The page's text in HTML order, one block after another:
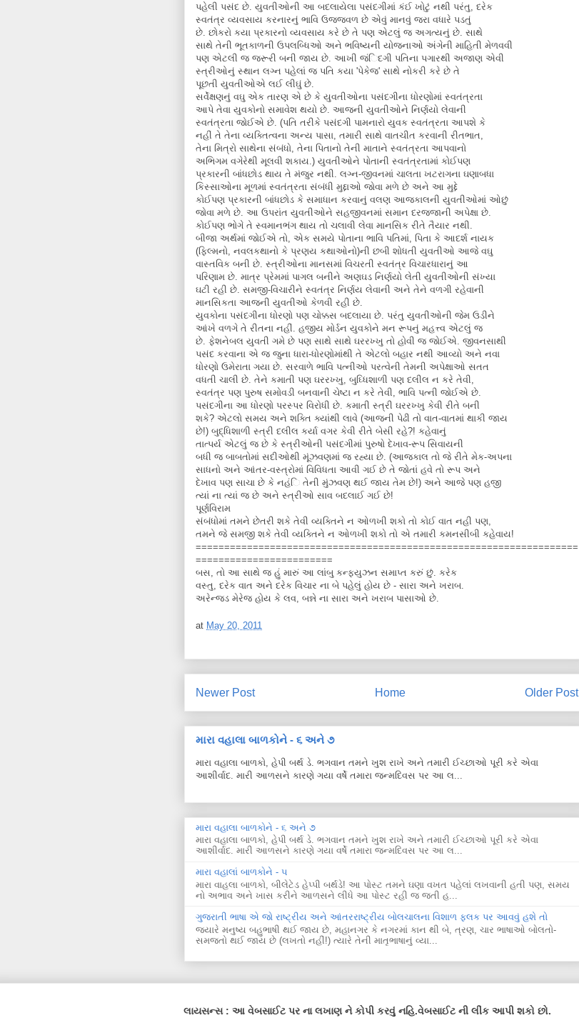
પહેલી પસંદ છે. યુવતીઓની આ બદલાયેલા પસંદગીમાં કંઈ ખોટું નથી પરંતુ, દરેક
સ્વતંત્ર વ્યવસાય કરનારનું ભાવિ ઉજ્જવળ છે એવું માનવું જરા વધારે પડતું
છે. છોકરો કયા પ્રકારનો વ્યવસાય કરે છે તે પણ એટલું જ અગત્યનું છે. સાથે
સાથે તેની ભૂતકાળની ઉપલબ્ધિઓ અને ભવિષ્યની યોજનાઓ અંગેની માહિતી મેળવવી
પણ એટલી જ જરૂરી બની જાય છે. આખી જંિદગી પતિના પગારથી અજાણ એવી
સ્ત્રીઓનું સ્થાન લગ્ન પહેલાં જ પતિ કયા 'પેકેજ' સાથે નોકરી કરે છે તે
પૂછતી યુવતીઓએ લઈ લીઘું છે.
સર્વેક્ષણનું વઘુ એક તારણ એ છે કે યુવતીઓના પસંદગીના ધોરણોમાં સ્વતંત્રતા
આપે તેવા યુવકોનો સમાવેશ થયો છે. આજની યુવતીઓને નિર્ણયો લેવાની
સ્વતંત્રતા જોઈએ છે. (પતિ તરીકે પસંદગી પામનારો યુવક સ્વતંત્રતા આપશે કે
નહીં તે તેના વ્યક્તિત્વના અન્ય પાસા, તમારી સાથે વાતચીત કરવાની રીતભાત,
તેના મિત્રો સાથેના સંબંધો, તેના પિતાનો તેની માતાને સ્વતંત્રતા આપવાનો
અભિગમ વગેરેથી મૂલવી શકાય.) યુવતીઓને પોતાની સ્વતંત્રતામાં કોઈપણ
પ્રકારની બાંધછોડ થાય તે મંજુર નથી. લગ્ન-જીવનમાં ચાલતા ખટરાગના ઘણાબધા
કિસ્સાઓના મૂળમાં સ્વતંત્રતા સંબંધી મુદ્દાઓ જોવા મળે છે અને આ મુદ્દે
કોઈપણ પ્રકારની બાંધછોડ કે સમાધાન કરવાનું વલણ આજકાલની યુવતીઓમાં ઓછું
જોવા મળે છે. આ ઉપરાંત યુવતીઓને સહજીવનમાં સમાન દરજ્જાની અપેક્ષા છે.
કોઈપણ ભોગે તે સ્વમાનભંગ થાય તો ચલાવી લેવા માનસિક રીતે તૈયાર નથી.
બીજા અર્થમાં જોઈએ તો, એક સમયે પોતાના ભાવિ પતિમાં, પિતા કે આદર્શ નાયક
(ફિલ્મનો, નવલકથાનો કે પ્રણય કથાઓનો)ની છબી શોધતી યુવતીઓ આજે વઘુ
વાસ્તવિક બની છે. સ્ત્રીઓના માનસમાં વિચરતી સ્વતંત્ર વિચારધારાનું આ
પરિણામ છે. માત્ર પ્રેમમાં પાગલ બનીને અણઘડ નિર્ણયો લેતી યુવતીઓની સંખ્યા
ઘટી રહી છે. સમજી-વિચારીને સ્વતંત્ર નિર્ણય લેવાની અને તેને વળગી રહેવાની
માનસિકતા આજની યુવતીઓ કેળવી રહી છે.
યુવકોના પસંદગીના ધોરણો પણ ચોક્કસ બદલાયા છે. પરંતુ યુવતીઓની જેમ ઉડીને
આંખે વળગે તે રીતના નહીં. હજીય મોર્ડન યુવકોને મન રૂપનું મહત્ત્વ એટલું જ
છે. ફેશનેબલ યુવતી ગમે છે પણ સાથે સાથે ઘરરખ્ખુ તો હોવી જ જોઈએ. જીવનસાથી
પસંદ કરવાના એ જ જુના ધારા-ધોરણોમાંથી તે એટલો બહાર નથી આવ્યો અને નવા
ધોરણો ઉમેરાતા ગયા છે. સરવાળે ભાવિ પત્નીઓ પરત્વેની તેમની અપેક્ષાઓ સતત
વધતી ચાલી છે. તેને કમાતી પણ ઘરરખ્ખુ, બુઘ્ધિશાળી પણ દલીલ ન કરે તેવી,
સ્વતંત્ર પણ પુરુષ સમોવડી બનવાની ચેષ્ટા ન કરે તેવી, ભાવિ પત્ની જોઈએ છે.
પસંદગીના આ ધોરણો પરસ્પર વિરોધી છે. કમાતી સ્ત્રી ઘરરખ્ખુ કેવી રીતે બની
શકે? એટલો સમય અને શક્તિ ક્યાંથી લાવે (આજની પેઢી તો વાત-વાતમાં થાકી જાય
છે!) બુદ્ધિશાળી સ્ત્રી દલીલ કર્યા વગર કેવી રીતે બેસી રહે?! કહેવાનું
તાત્પર્ય એટલું જ છે કે સ્ત્રીઓની પસંદગીમાં પુરુષો દેખાવ-રૂપ સિવાયની
બધી જ બાબતોમાં સદીઓથી મૂંઝવણમાં જ રહ્યા છે. (આજકાલ તો જે રીતે મેક-અપના
સાધનો અને આંતર-વસ્ત્રોમાં વિવિધતા આવી ગઈ છે તે જોતાં હવે તો રૂપ અને
દેખાવ પણ સાચા છે કે નહંિ તેની મુંઝવણ થઈ જાય તેમ છે!) અને આજે પણ હજી
ત્યાં ના ત્યાં જ છે અને સ્ત્રીઓ સાવ બદલાઈ ગઈ છે!
પૂર્ણવિરામ
સંબંધોમાં તમને છેતરી શકે તેવી વ્યક્તિને ન ઓળખી શકો તો કોઈ વાત નહી પણ,
તમને જે સમજી શકે તેવી વ્યક્તિને ન ઓળખી શકો તો એ તમારી કમનસીબી કહેવાય!
===================================================================
========================
બસ, તો આ સાથે જ હું મારું આ લાંબુ કન્ફયુઝન સમાપ્ત કરું છું. કરેક
વસ્તુ, દરેક વાત અને દરેક વિચાર ના બે પહેલું હોય છે - સારા અને ખરાબ.
અરેન્જડ મેરેજ હોય કે લવ, બન્ને ના સારા અને ખરાબ પાસાઓ છે.
at May 20, 2011
Newer Post Older Post
Home
મારા વહાલા બાળકોને - ૬ અને ૭
મારા વહાલા બાળકો, હેપી બર્થ ડે. ભગવાન તમને ખુશ રાખે અને તમારી ઈચ્છાઓ પૂરી કરે એવા
આશીર્વાદ. મારી આળસને કારણે ગયા વર્ષે તમારા જન્મદિવસ પર આ લ...
મારા વહાલા બાળકોને - ૬ અને ૭
મારા વહાલા બાળકો, હેપી બર્થ ડે. ભગવાન તમને ખુશ રાખે અને તમારી ઈચ્છાઓ પૂરી કરે એવા
આશીર્વાદ. મારી આળસને કારણે ગયા વર્ષે તમારા જન્મદિવસ પર આ લ...
મારા વહાલાં બાળકોને - ૫
મારા વાહલા બાળકો, બીલેટેડ હેપ્પી બર્થડે! આ પોસ્ટ તમને ઘણા વખત પહેલાં લખવાની હતી પણ, સમય
નો અભાવ અને ખાસ કરીને આળસને લીધે આ પોસ્ટ રહી જ જતી હ...
ગુજરાતી ભાષા એ જો રાષ્ટ્રીય અને આંતરરાષ્ટ્રીય બોલચાલના વિશાળ ફલક પર આવવું હશે તો
જ્યારે મનુષ્ય બહુભાષી થઈ જાય છે, મહાનગર કે નગરમાં કાન થી બે, ત્રણ, ચાર ભાષાઓ બોલતો-
સમજતો થઈ જાય છે (લખતો નહીં!) ત્યારે તેની માતૃભાષાનું વ્યા...
લાયસન્સ : આ વેબસાઈટ પર ના લખાણ ને કોપી કરવું નહિ.વેબસાઈટ ની લીંક આપી શકો છો.